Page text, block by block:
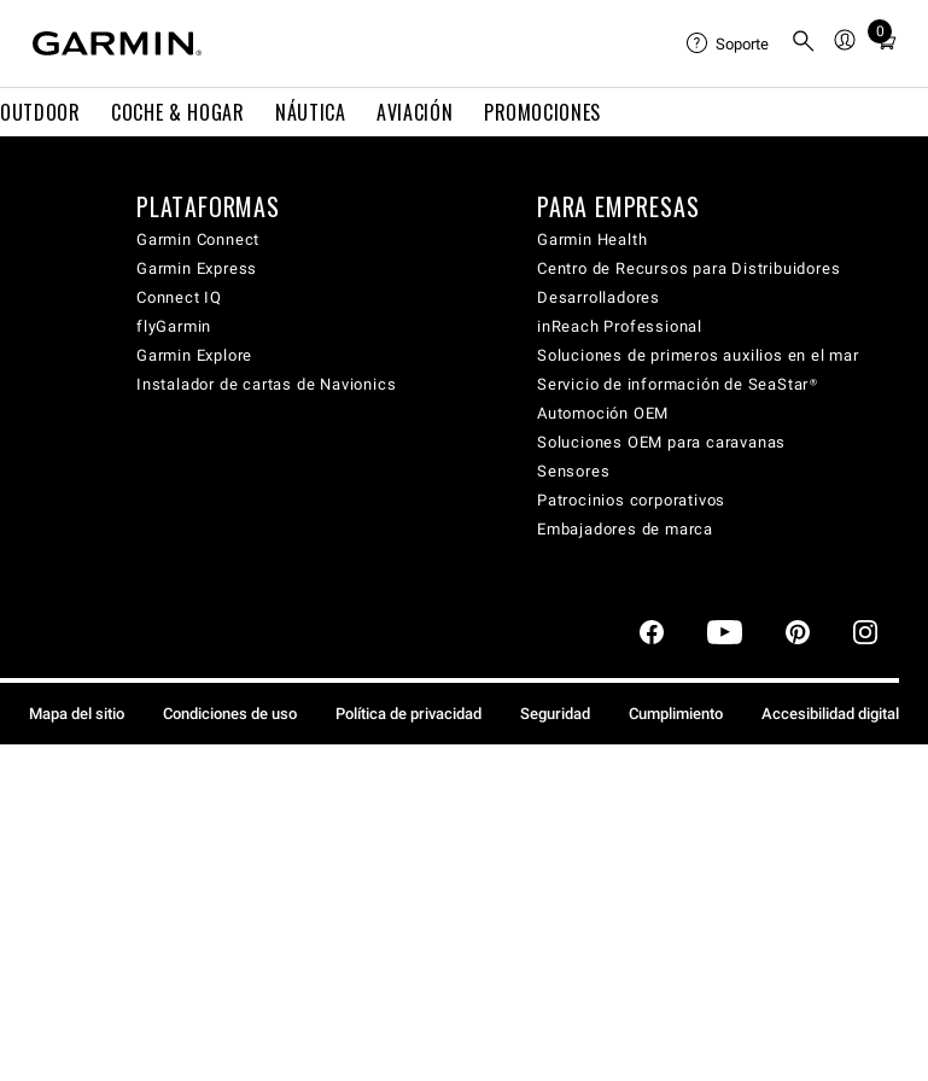
OUTDOOR COCHE & HOGAR NÁUTICA AVIACIÓN PROMOCIONES
Soporte
0
Total
cart:
PLATAFORMAS
Garmin Connect
Garmin Express
Connect IQ
flyGarmin
Garmin Explore
Instalador de cartas de Navionics
PARA EMPRESAS
Garmin Health
Centro de Recursos para Distribuidores
Desarrolladores
inReach Professional
Soluciones de primeros auxilios en el mar
Servicio de información de SeaStar®
Automoción OEM
Soluciones OEM para caravanas
Sensores
Patrocinios corporativos
Embajadores de marca
Mapa del sitio Condiciones de uso Política de privacidad Seguridad Cumplimiento Accesibilidad digital